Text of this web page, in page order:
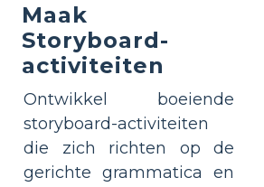
Maak
Storyboard-
activiteiten
Ontwikkel boeiende
storyboard-activiteiten
die zich richten op de
gerichte grammatica en